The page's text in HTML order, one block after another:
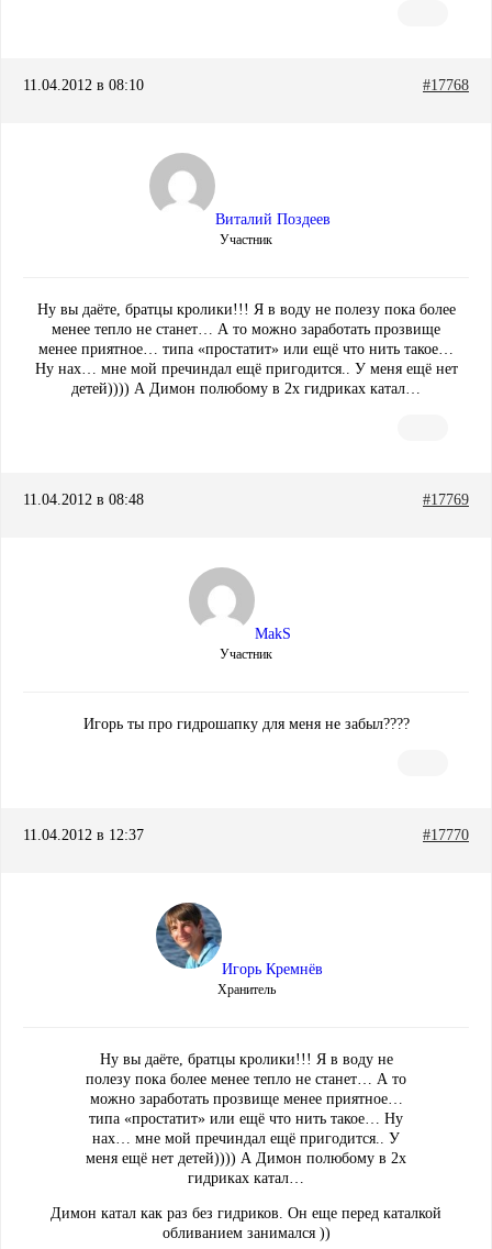
11.04.2012 в 08:10 #17768
Виталий Поздеев
Участник
Ну вы даёте, братцы кролики!!! Я в воду не полезу пока более
менее тепло не станет… А то можно заработать прозвище
менее приятное… типа «простатит» или ещё что нить такое…
Ну нах… мне мой пречиндал ещё пригодится.. У меня ещё нет
детей)))) А Димон полюбому в 2х гидриках катал…
11.04.2012 в 08:48 #17769
MakS
Участник
Игорь ты про гидрошапку для меня не забыл????
11.04.2012 в 12:37 #17770
Игорь Кремнёв
Хранитель
Ну вы даёте, братцы кролики!!! Я в воду не
полезу пока более менее тепло не станет… А то
можно заработать прозвище менее приятное…
типа «простатит» или ещё что нить такое… Ну
нах… мне мой пречиндал ещё пригодится.. У
меня ещё нет детей)))) А Димон полюбому в 2х
гидриках катал…
Димон катал как раз без гидриков. Он еще перед каталкой
обливанием занимался ))